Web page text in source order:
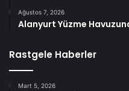
Ağustos 7, 2026
Alanyurt Yüzme
Rastgele Haberler
Mart 5, 2026